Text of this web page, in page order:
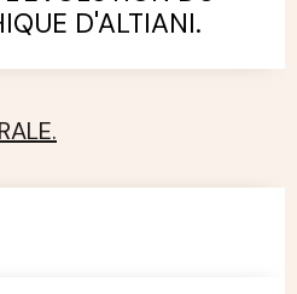
D'ALTIANI.